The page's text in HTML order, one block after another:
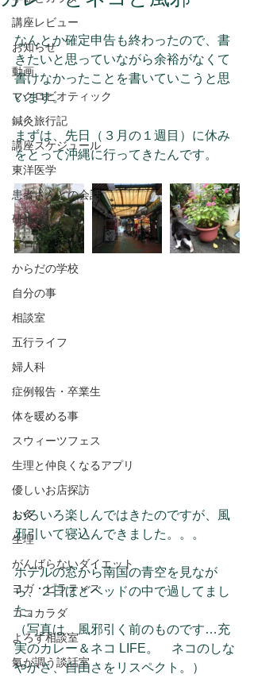
講座レビュー
お知らせ
動画
マクロビオティック
鍼灸旅行記
講座スケジュール
東洋医学
患者さんとの会話
研修日記
アロマ
からだの学校
自分の事
相談室
五行ライフ
婦人科
症例報告・卒業生
体を暖める事
スウィーツフェス
生理と仲良くなるアプリ
優しいお店探訪
お灸
生理
がんばらないダイエット
ヨガ・ピラティス
ココカラダ
よろず相談室
氣が調う談話室
なんとか確定申告も終わったので、書
きたいと思っていながら余裕がなくて
書けなかったことを書いていこうと思
います。
まずは、先日（３月の１週目）に休み
をとって沖縄に行ってきたんです。
いろいろ楽しんではきたのですが、風
邪引いて寝込んできました。。。
ホテルの窓から南国の青空を見なが
ら、２日ほどベッドの中で過してまし
た。
（写真は、風邪引く前のものです…充
実のカレー＆ネコ LIFE。　ネコのしな
やかさ、自由さをリスペクト。）